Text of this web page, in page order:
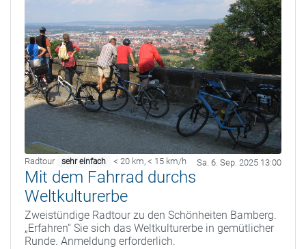
Radtour sehr einfach < 20 km, < 15 km/h Sa. 6. Sep. 2025 13:00
Mit dem Fahrrad durchs
Weltkulturerbe
Zweistündige Radtour zu den Schönheiten Bamberg.
„Erfahren“ Sie sich das Weltkulturerbe in gemütlicher
Runde. Anmeldung erforderlich.